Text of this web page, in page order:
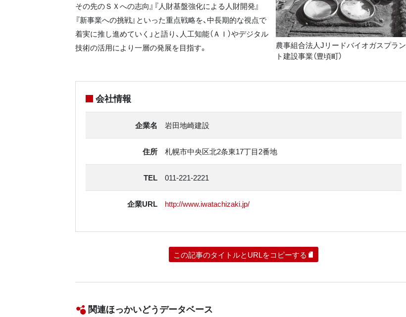
その先のＳＸへの志向』『人財基盤強化による人財開発』
『新事業への挑戦』といった重点戦略を、中長期的な視点で
着実に推し進めていく」と語り、人工知能（ＡＩ）やデジタル
技術の活用により一層の発展を目指す。
農事組合法人Jリードバイオガスプラン
ト建設事業（豊頃町）
会社情報
企業名 岩田地崎建設
住所 札幌市中央区北2条東17丁目2番地
TEL 011-221-2221
企業URL http://www.iwatachizaki.jp/
この記事のタイトルとURLをコピーする
関連ほっかいどうデータベース